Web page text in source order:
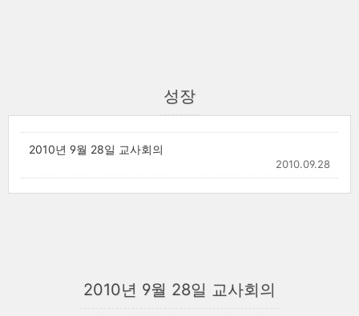
성장
2010년 9월 28일 교사회의
2010.09.28
2010년 9월 28일 교사회의